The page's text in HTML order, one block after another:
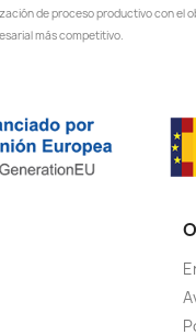
de proceso productivo con el
más competitivo.